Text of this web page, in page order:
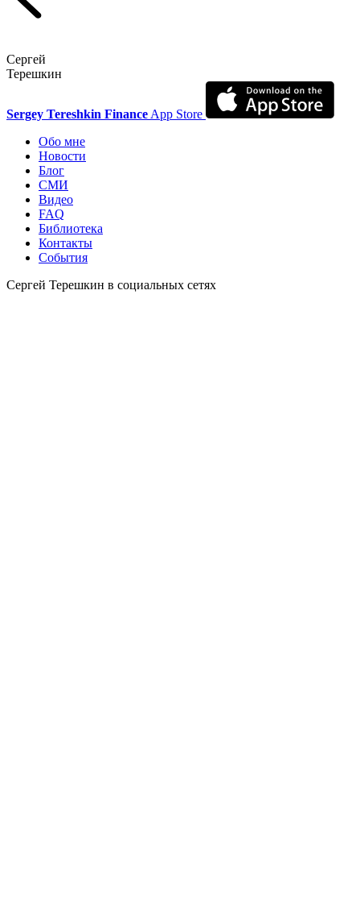
Сергей
Терешкин
Sergey Tereshkin FinanceApp Store
Обо мне
Новости
Блог
СМИ
Видео
FAQ
Библиотека
Контакты
События
Сергей Терешкин в социальных сетях